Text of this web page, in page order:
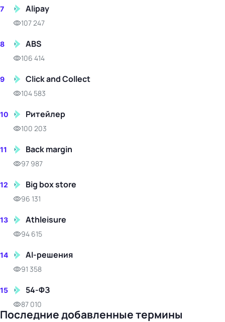
7 Alipay
107 247
8 ABS
106 414
9 Click and Collect
104 583
10 Ритейлер
100 203
11 Back margin
97 987
12 Big box store
96 131
13 Athleisure
94 615
14 AI-решения
91 358
15 54-ФЗ
87 010
Последние добавленные термины